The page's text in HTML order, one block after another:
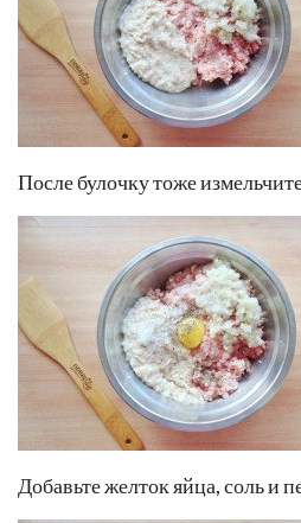
После булочку тоже
Добавьте желток яйца, соль и